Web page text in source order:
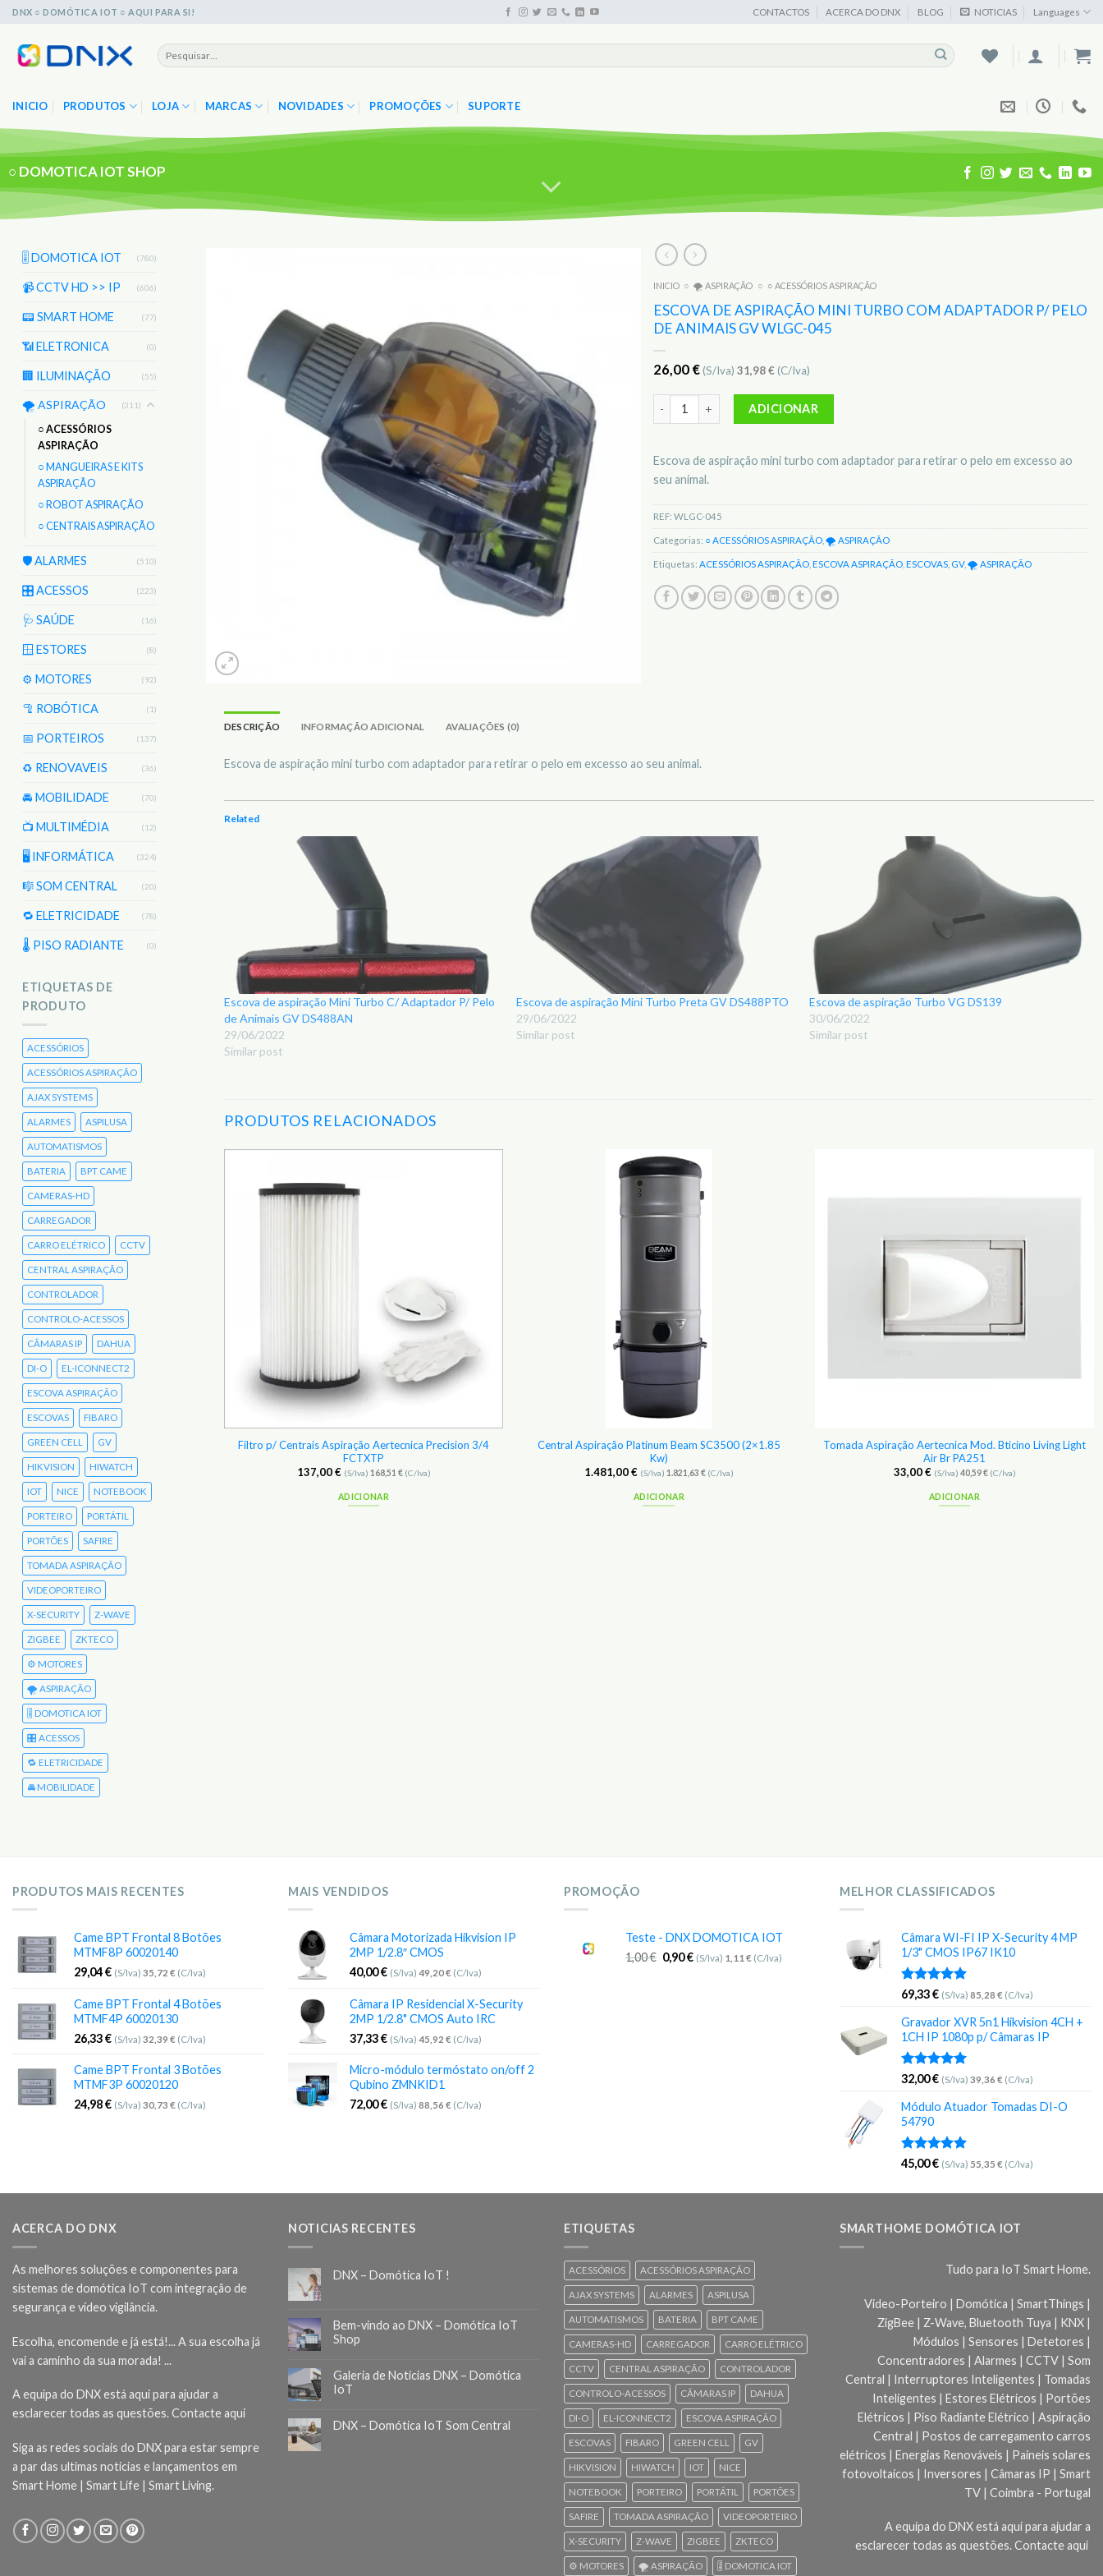
Skip
content
DNX ○ DOMÓTICA IOT ○ AQUI PARA SI! CONTACTOS ACERCA DO DNX BLOG NOTICIAS Languages
Pesquisar
por:
INICIO PRODUTOS LOJA MARCAS NOVIDADES PROMOÇÕES SUPORTE
○ DOMOTICA IOT SHOP
🎚️ DOMOTICA IOT (780)
📹 CCTV HD >> IP (606)
📟 SMART HOME (77)
📶 ELETRONICA (0)
🏢 ILUMINAÇÃO (55)
🌪️ ASPIRAÇÃO (311)
○ ACESSÓRIOS
ASPIRAÇÃO
○ MANGUEIRAS E KITS
ASPIRAÇÃO
○ ROBOT ASPIRAÇÃO
○ CENTRAIS ASPIRAÇÃO
🛡️ ALARMES (510)
🎛️ ACESSOS (223)
🩺 SAÚDE (16)
🪟 ESTORES (8)
⚙️ MOTORES (92)
🦿 ROBÓTICA (1)
📅 PORTEIROS (137)
♻️ RENOVAVEIS (36)
🚘 MOBILIDADE (70)
📺 MULTIMÉDIA (12)
🖥️ INFORMÁTICA (324)
🎼 SOM CENTRAL (20)
🔁 ELETRICIDADE (78)
🌡 PISO RADIANTE (0)
ETIQUETAS DE
PRODUTO
ACESSÓRIOS
ACESSÓRIOS ASPIRAÇÃO
AJAX SYSTEMS
ALARMES ASPILUSA
AUTOMATISMOS
BATERIA BPT CAME
CAMERAS-HD
CARREGADOR
CARRO ELÉTRICO CCTV
CENTRAL ASPIRAÇÃO
CONTROLADOR
CONTROLO-ACESSOS
CÂMARAS IP DAHUA
DI-O EL-ICONNECT2
ESCOVA ASPIRAÇÃO
ESCOVAS FIBARO
GREEN CELL GV
HIKVISION HIWATCH
IOT NICE NOTEBOOK
PORTEIRO PORTÁTIL
PORTÕES SAFIRE
TOMADA ASPIRAÇÃO
VIDEOPORTEIRO
X-SECURITY Z-WAVE
ZIGBEE ZKTECO
⚙️ MOTORES
🌪️ ASPIRAÇÃO
🎚️ DOMOTICA IOT
🎛️ ACESSOS
🔁 ELETRICIDADE
🚘 MOBILIDADE
INICIO ○ 🌪️ ASPIRAÇÃO ○ ○ ACESSÓRIOS ASPIRAÇÃO
ESCOVA DE ASPIRAÇÃO MINI TURBO COM ADAPTADOR P/ PELO
DE ANIMAIS GV WLGC-045
26,00 € (S/Iva) 31,98€ (C/Iva)
Quantidade de Escova de aspiração Mini Turbo Com Adaptador P/ Pelo de Animais GV
ADICIONAR
Escova de aspiração mini turbo com adaptador para retirar o pelo em excesso ao
seu animal.
REF: WLGC-045
Categorias: ○ ACESSÓRIOS ASPIRAÇÃO 🌪️ ASPIRAÇÃO
Etiquetas: ACESSÓRIOS ASPIRAÇÃO ESCOVA ASPIRAÇÃO ESCOVAS GV, 🌪️ ASPIRAÇÃO
DESCRIÇÃO INFORMAÇÃO ADICIONAL AVALIAÇÕES (0)
Escova de aspiração mini turbo com adaptador para retirar o pelo em excesso ao seu animal.
Related
Escova de aspiração Mini Turbo C/ Adaptador P/ Pelo
de Animais GV DS488AN
29/06/2022
Similar post
Escova de aspiração Mini Turbo Preta GV DS488PTO
29/06/2022
Similar post
Escova de aspiração Turbo VG DS139
30/06/2022
Similar post
PRODUTOS RELACIONADOS
Filtro p/ Centrais Aspiração Aertecnica Precision 3/4
FCTXTP
137,00€ (S/Iva) 168,51 €(C/Iva)
ADICIONAR
Central Aspiração Platinum Beam SC3500 (2×1.85
Kw)
1.481,00€ (S/Iva) 1.821,63 €(C/Iva)
ADICIONAR
Tomada Aspiração Aertecnica Mod. Bticino Living Light
Air Br PA251
33,00€ (S/Iva) 40,59€(C/Iva)
ADICIONAR
Aertecnica KTR800A wi-fi
€ (S/Iva) 1.394,82 €(C/Iva)
ADICIONAR
PRODUTOS MAIS RECENTES
Came BPT Frontal 8 Botões
MTMF8P 60020140
29,04€ (S/Iva) 35,72 € (C/Iva)
Came BPT Frontal 4 Botões
MTMF4P 60020130
26,33€ (S/Iva) 32,39 € (C/Iva)
Came BPT Frontal 3 Botões
MTMF3P 60020120
24,98€ (S/Iva) 30,73 € (C/Iva)
MAIS VENDIDOS
Câmara Motorizada Hikvision IP
2MP 1/2.8″ CMOS
40,00€ (S/Iva) 49,20€ (C/Iva)
Câmara IP Residencial X-Security
2MP 1/2.8" CMOS Auto IRC
37,33€ (S/Iva) 45,92 € (C/Iva)
Micro-módulo termóstato on/off 2
Qubino ZMNKID1
72,00€ (S/Iva) 88,56 € (C/Iva)
PROMOÇÃO
Teste - DNX DOMOTICA IOT
1,00€ 0,90€ (S/Iva) 1,11€ (C/Iva)
MELHOR CLASSIFICADOS
Câmara WI-FI IP X-Security 4 MP
1/3" CMOS IP67 IK10
Avaliação
69,33€ (S/Iva) 85,28 € (C/Iva)
Gravador XVR 5n1 Hikvision 4CH +
1CH IP 1080p p/ Câmaras IP
Avaliação
32,00€ (S/Iva) 39,36 € (C/Iva)
Módulo Atuador Tomadas DI-O
54790
Avaliação
45,00€ (S/Iva) 55,35 € (C/Iva)
ACERCA DO DNX
As melhores soluções e componentes para
sistemas de domótica IoT com integração de
segurança e vídeo vigilância.
Escolha, encomende e já está!... A sua escolha já
vai a caminho da sua morada! ...
A equipa do DNX está aqui para ajudar a
esclarecer todas as questões.Contacte aqui
Siga as redes sociais do DNX para estar sempre
a par das ultimas noticias e lançamentos em
Smart Home | Smart Life | Smart Living.
NOTICIAS RECENTES
DNX – Domótica IoT !
Bem-vindo ao DNX – Domótica IoT
Shop
Galeria de Noticias DNX – Domótica
IoT
DNX – Domótica IoT Som Central
ETIQUETAS
ACESSÓRIOS ACESSÓRIOS ASPIRAÇÃO
AJAX SYSTEMS ALARMES ASPILUSA
AUTOMATISMOS BATERIA BPT CAME
CAMERAS-HD CARREGADOR CARRO ELÉTRICO
CCTV CENTRAL ASPIRAÇÃO CONTROLADOR
CONTROLO-ACESSOS CÂMARAS IP DAHUA
DI-O EL-ICONNECT2 ESCOVA ASPIRAÇÃO
ESCOVAS FIBARO GREEN CELL GV
HIKVISION HIWATCH IOT NICE
NOTEBOOK PORTEIRO PORTÁTIL PORTÕES
SAFIRE TOMADA ASPIRAÇÃO VIDEOPORTEIRO
X-SECURITY Z-WAVE ZIGBEE ZKTECO
⚙️ MOTORES 🌪️ ASPIRAÇÃO 🎚️ DOMOTICA IOT
SMARTHOME DOMÓTICA IOT
Tudo para IoT Smart Home.
Video-Porteiro | Domótica | SmartThings |
ZigBee | Z-Wave, Bluetooth Tuya | KNX |
Módulos | Sensores | Detetores |
Concentradores | Alarmes | CCTV | Som
Central | Interruptores Inteligentes | Tomadas
Inteligentes | Estores Elétricos | Portões
Elétricos | Piso Radiante Elétrico | Aspiração
Central | Postos de carregamento carros
elétricos | Energias Renováveis | Paineis solares
fotovoltaicos | Inversores | Câmaras IP | Smart
TV | Coimbra - Portugal
A equipa do DNX está aqui para ajudar a
esclarecer todas as questões.Contacte aqui